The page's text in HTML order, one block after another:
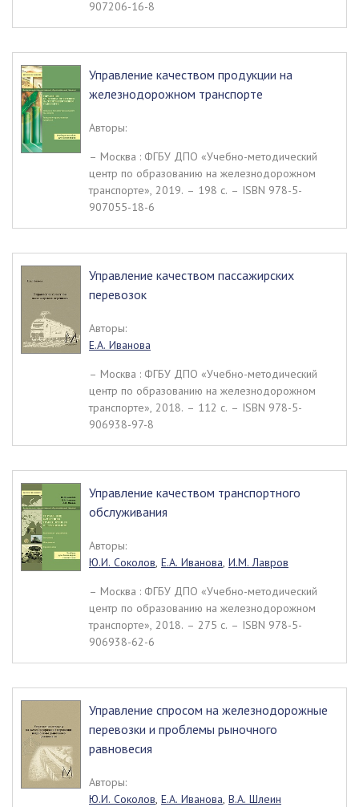
907206-16-8
Управление качеством продукции на
железнодорожном транспорте
Авторы:
– Москва : ФГБУ ДПО «Учебно-методический
центр по образованию на железнодорожном
транспорте», 2019. – 198 c. – ISBN 978-5-
907055-18-6
Управление качеством пассажирских
перевозок
Авторы:
Е.А. Иванова
– Москва : ФГБУ ДПО «Учебно-методический
центр по образованию на железнодорожном
транспорте», 2018. – 112 c. – ISBN 978-5-
906938-97-8
Управление качеством транспортного
обслуживания
Авторы:
Ю.И. Соколов, Е.А. Иванова, И.М. Лавров
– Москва : ФГБУ ДПО «Учебно-методический
центр по образованию на железнодорожном
транспорте», 2018. – 275 c. – ISBN 978-5-
906938-62-6
Управление спросом на железнодорожные
перевозки и проблемы рыночного
равновесия
Авторы:
Ю.И. Соколов, Е.А. Иванова, В.А. Шлеин